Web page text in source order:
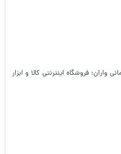
فروشگاه اینترنتی کالا و ابزار